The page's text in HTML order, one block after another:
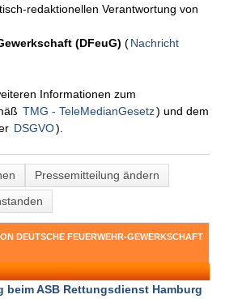
redaktionellen Verantwortung von
(DFeuG) (Nachricht
Informationen zum
TMG - TeleMedianGesetz) und dem
DSGVO).
Pressemitteilung ändern
DEUTSCHE FEUERWEHR-GEWERKSCHAFT
beim ASB Rettungsdienst Hamburg